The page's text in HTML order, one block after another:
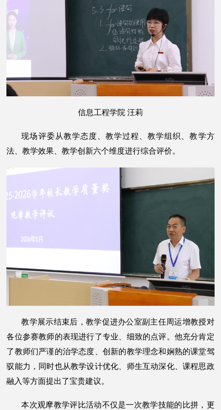
信息工程学院 汪莉
现场评委从教学态度、教学过程、教学组织、教学方
法、教学效果、教学创新六个维度进行综合评价。
教学展示结束后，教学促进办公室副主任周运增教授对
各位参赛教师的表现进行了专业、细致的点评。他充分肯定
了教师们严谨的治学态度、创新的教学理念和娴熟的课堂驾
驭能力，同时也从教学设计优化、师生互动深化、课程思政
融入等方面提出了宝贵建议。
本次观摩教学评比活动不仅是一次教学技能的比拼，更